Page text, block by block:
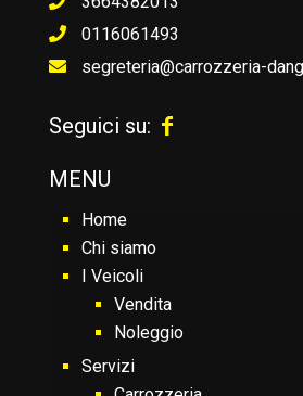
0116061493
segreteria@carrozzeria-
Seguici su:
MENU
Home
Chi siamo
I Veicoli
Vendita
Noleggio
Servizi